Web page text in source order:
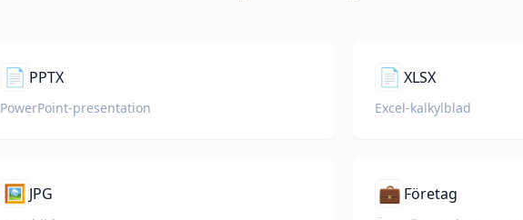
📄 PPTX
PowerPoint-presentation
📄 XLSX
Excel-kalkylblad
🖼️ JPG 💼 Företag